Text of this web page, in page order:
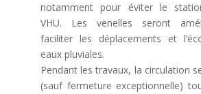
notamment pour éviter le
VHU. Les venelles seront
faciliter les déplacements et
eaux pluviales.
Pendant les travaux, la circulation
(sauf fermeture exceptionnelle)